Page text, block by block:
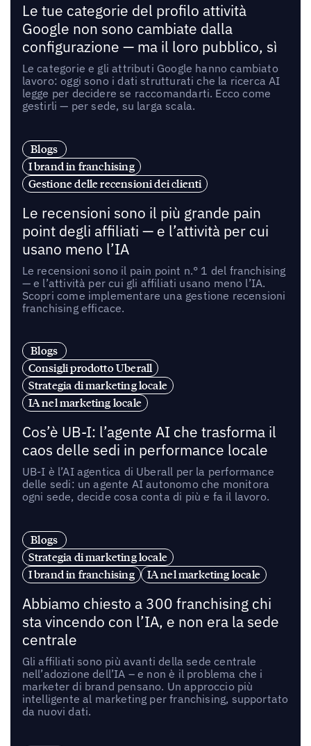
Le tue categorie del profilo attività
Google non sono cambiate dalla
configurazione — ma il loro pubblico, sì
Le categorie e gli attributi Google hanno cambiato
lavoro: oggi sono i dati strutturati che la ricerca AI
legge per decidere se raccomandarti. Ecco come
gestirli — per sede, su larga scala.
Blogs
I brand in franchising
Gestione delle recensioni dei clienti
Le recensioni sono il più grande pain
point degli affiliati — e l’attività per cui
usano meno l’IA
Le recensioni sono il pain point n.° 1 del franchising
— e l’attività per cui gli affiliati usano meno l’IA.
Scopri come implementare una gestione recensioni
franchising efficace.
Blogs
Consigli prodotto Uberall
Strategia di marketing locale
IA nel marketing locale
Cos’è UB-I: l’agente AI che trasforma il
caos delle sedi in performance locale
UB-I è l’AI agentica di Uberall per la performance
delle sedi: un agente AI autonomo che monitora
ogni sede, decide cosa conta di più e fa il lavoro.
Blogs
Strategia di marketing locale
I brand in franchising
IA nel marketing locale
Abbiamo chiesto a 300 franchising chi
sta vincendo con l’IA, e non era la sede
centrale
Gli affiliati sono più avanti della sede centrale
nell’adozione dell’IA – e non è il problema che i
marketer di brand pensano. Un approccio più
intelligente al marketing per franchising, supportato
da nuovi dati.